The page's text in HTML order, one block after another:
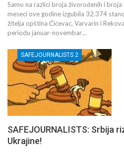
Samo na razlici broja živorođenih i broja
meseci ove godine izgubila 32.374
žitelja opština Ćićevac, Varvarin i
periodu januar-novembar…
SAFEJOURNALISTS 2
SAFEJOURNALISTS: Srbija
Ukrajine!